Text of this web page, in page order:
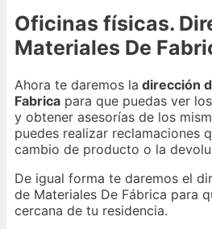
Oficinas físicas.
Materiales De
Ahora te daremos la dirección
Fabrica para que puedas ver
y obtener asesorías de los
puedes realizar reclamaciones
cambio de producto o la
De igual forma te daremos el
de Materiales De Fábrica para
cercana de tu residencia.